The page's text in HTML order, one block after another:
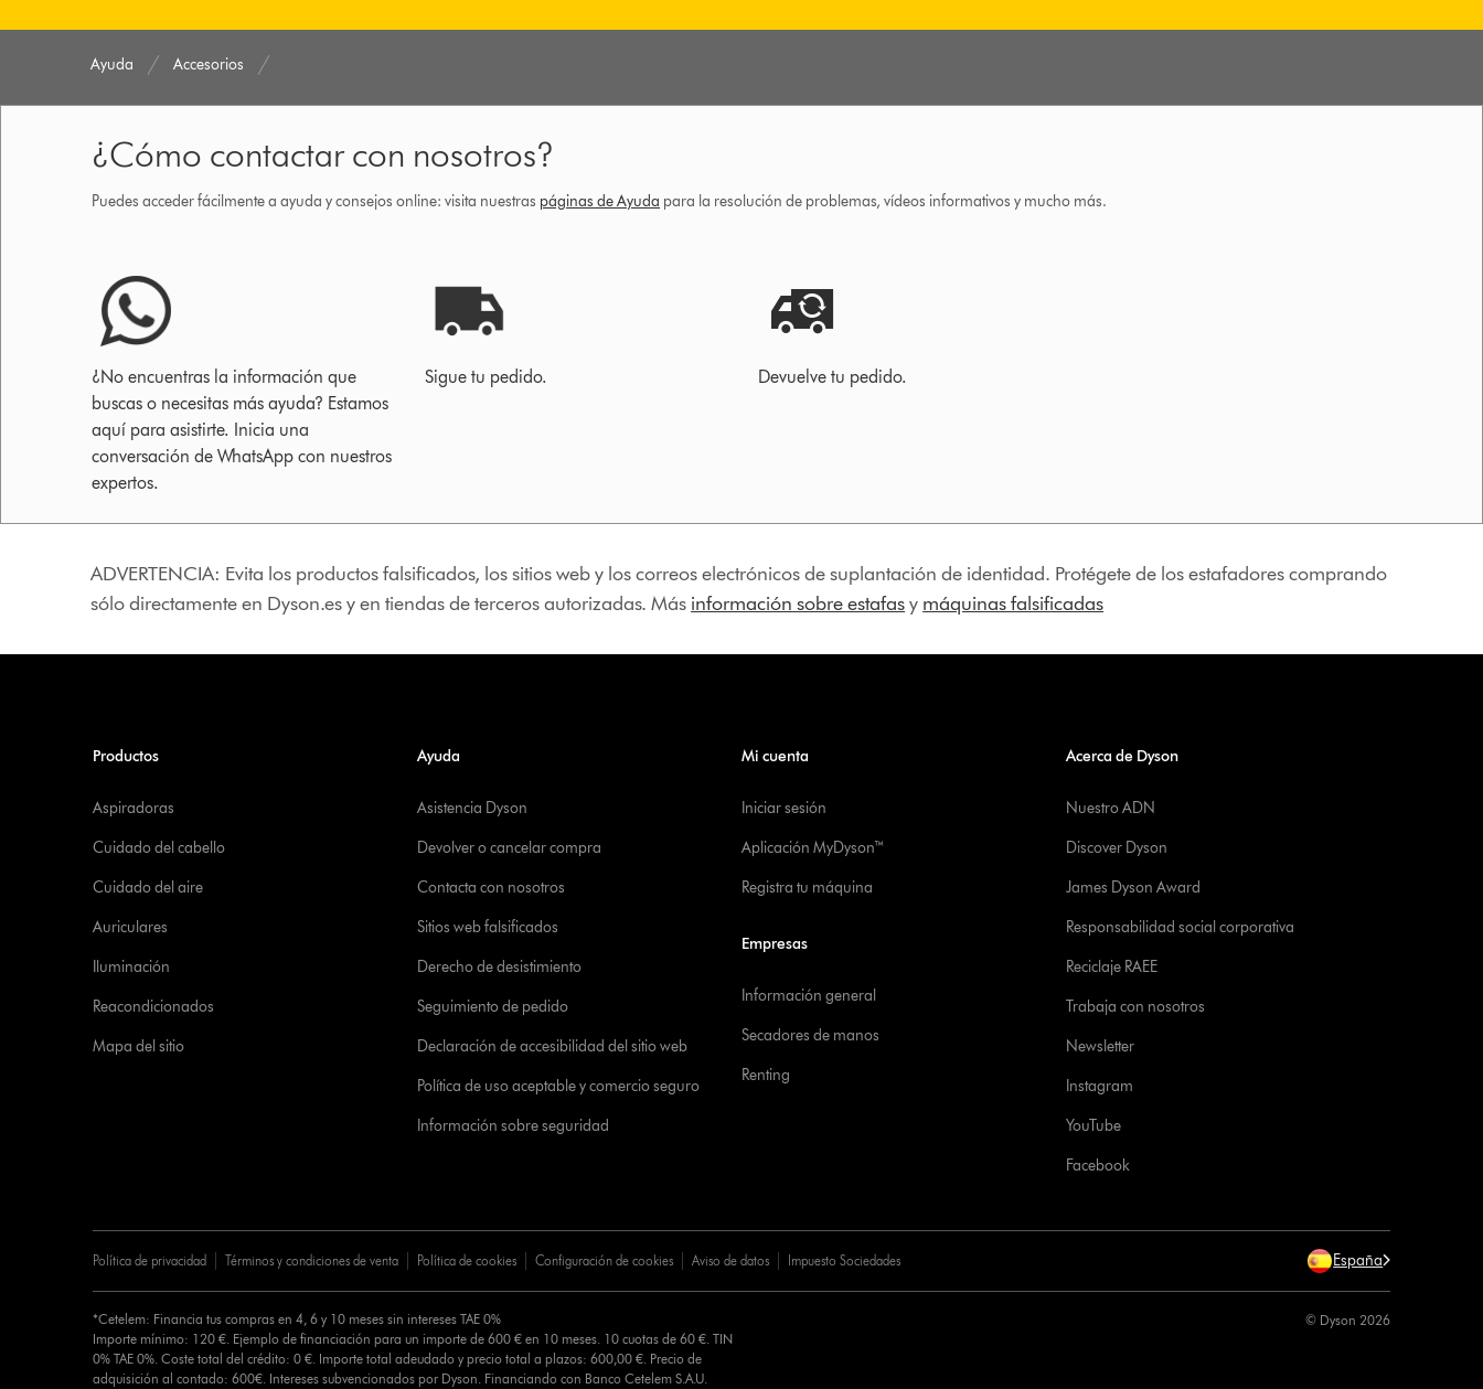
Ayuda Accesorios
¿Cómo contactar con nosotros?
Puedes acceder fácilmente a ayuda y consejos online: visita nuestras páginas de Ayuda para la resolución de problemas, vídeos informativos y mucho más.
¿No encuentras la información que
buscas o necesitas más ayuda? Estamos
aquí para asistirte. Inicia una
conversación de WhatsApp con nuestros
expertos.
Sigue tu pedido. Devuelve tu pedido.
ADVERTENCIA: Evita los productos falsificados, los sitios web y los correos electrónicos de suplantación de identidad. Protégete de los estafadores comprando
sólo directamente en Dyson.es y en tiendas de terceros autorizadas. Más información sobre estafasy máquinas falsificadas
Productos
Aspiradoras
Cuidado del cabello
Cuidado del aire
Auriculares
Iluminación
Reacondicionados
Mapa del sitio
Ayuda
Asistencia Dyson
Devolver o cancelar compra
Contacta con nosotros
Sitios web falsificados
Derecho de desistimiento
Seguimiento de pedido
Declaración de accesibilidad del sitio web
Política de uso aceptable y comercio seguro
Información sobre seguridad
Mi cuenta
Iniciar sesión
Aplicación MyDyson™
Registra tu máquina
Empresas
Información general
Secadores de manos
Renting
Acerca de Dyson
Nuestro ADN
Discover Dyson
James Dyson Award
Responsabilidad social corporativa
Reciclaje RAEE
Trabaja con nosotros
Newsletter
Instagram
YouTube
Facebook
Política de privacidad Términos y condiciones de venta Política de cookies Configuración de cookies Aviso de datos Impuesto Sociedades España
*Cetelem: Financia tus compras en 4, 6 y 10 meses sin intereses TAE 0%
Importe mínimo: 120 €. Ejemplo de financiación para un importe de 600 € en 10 meses. 10 cuotas de 60 €. TIN
0% TAE 0%. Coste total del crédito: 0 €. Importe total adeudado y precio total a plazos: 600,00 €. Precio de
adquisición al contado: 600€. Intereses subvencionados por Dyson. Financiando con Banco Cetelem S.A.U.
© Dyson 2026